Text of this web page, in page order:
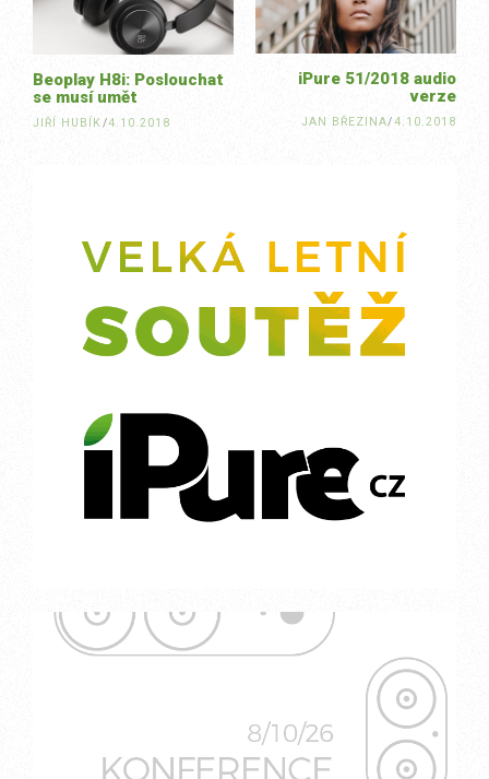
iPure 51/2018 audio
verze
JAN BŘEZINA/4.10.2018
Beoplay H8i: Poslouchat
se musí umět
JIŘÍ HUBÍK/4.10.2018